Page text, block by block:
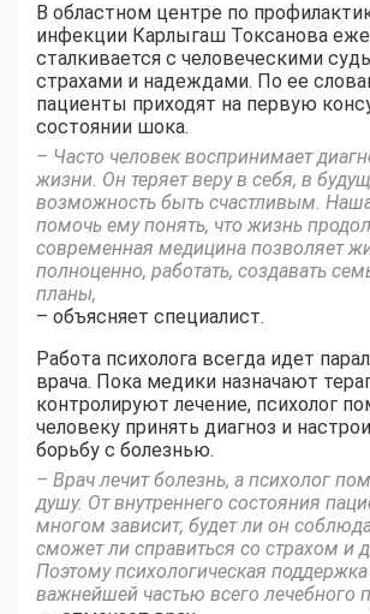
В областном центре по
инфекции Карлыгаш Токсанова
сталкивается с человеческими
страхами и надеждами. По ее
пациенты приходят на первую
состоянии шока.
– Часто человек воспринимает
жизни. Он теряет веру в себя, в
возможность быть счастливым.
помочь ему понять, что жизнь
современная медицина позволяет
полноценно, работать, создавать
планы,
– объясняет специалист.
Работа психолога всегда идет
врача. Пока медики назначают
контролируют лечение, психолог
человеку принять диагноз и
борьбу с болезнью.
– Врач лечит болезнь, а психолог
душу. От внутреннего состояния
многом зависит, будет ли он
сможет ли справиться со страхом и
Поэтому психологическая поддержка
важнейшей частью всего лечебного